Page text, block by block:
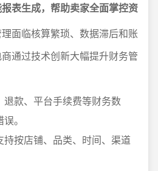
表生成，帮助卖家全面掌控资
面临核算繁琐、数据滞后和账
通过技术创新大幅提升财务管
退款、平台手续费等财务数
。
持按店铺、品类、时间、渠道